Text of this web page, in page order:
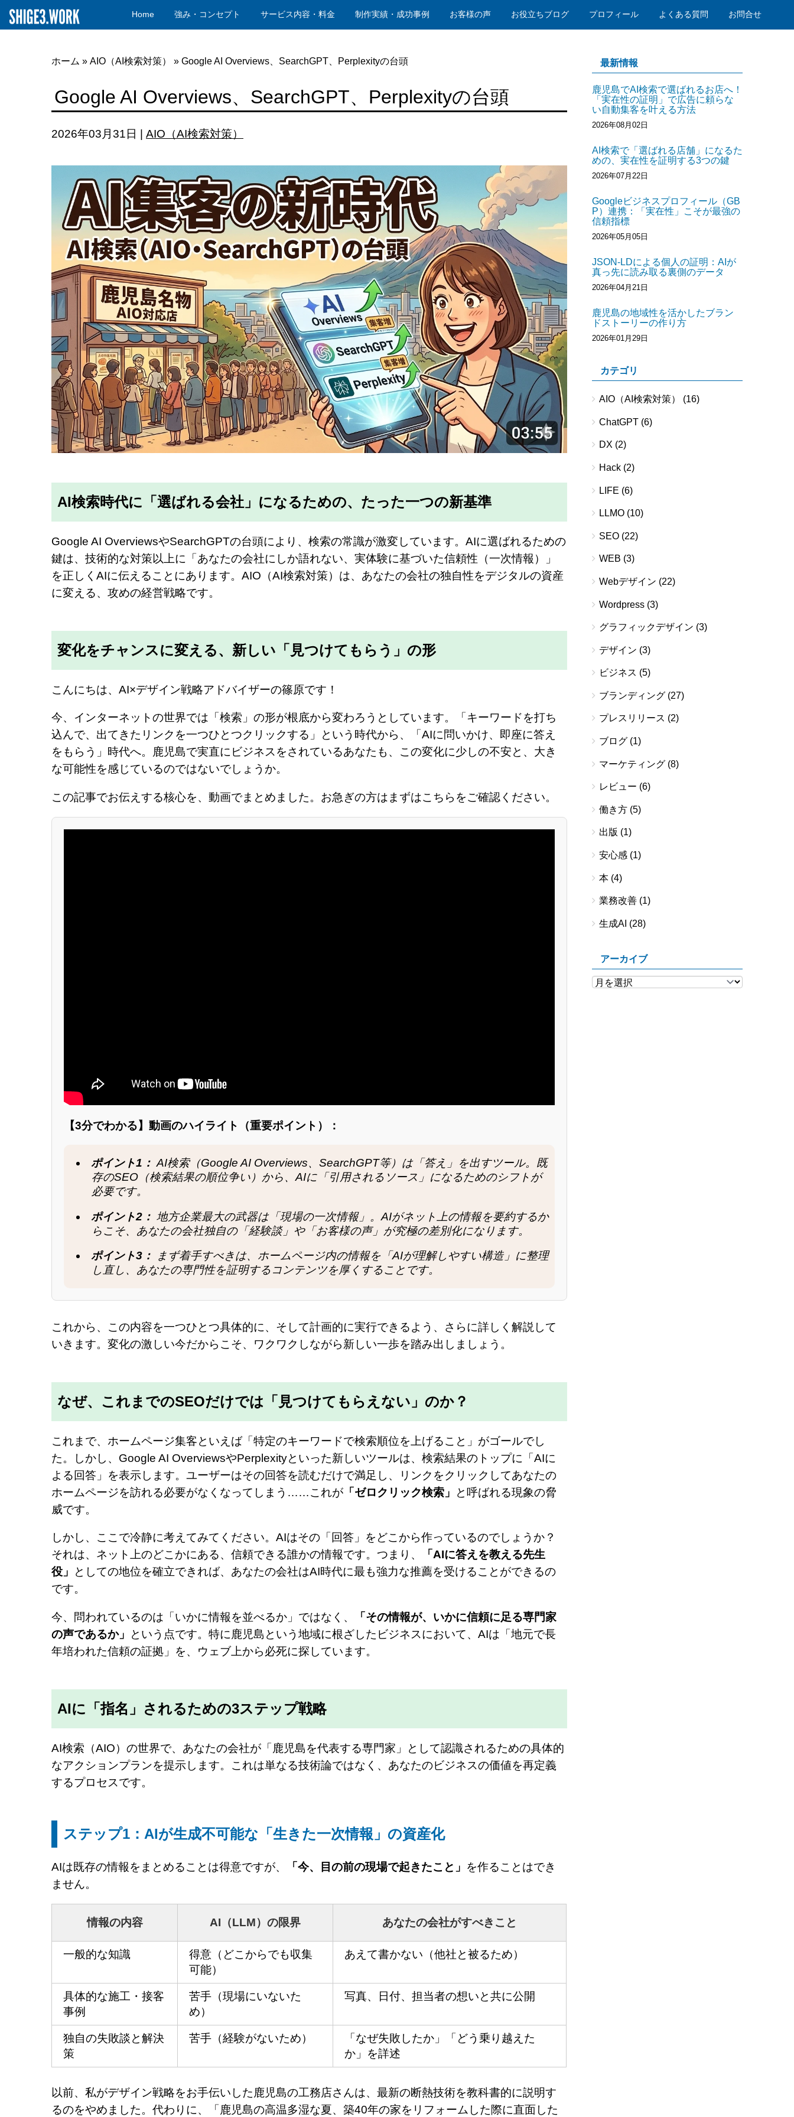
Home 強み・コンセプト サービス内容・料金 制作実績・成功事例 お客様の声 お役立ちブログ プロフィール よくある質問 お問合せ
ホーム » AIO（AI検索対策） » Google AI Overviews、SearchGPT、Perplexityの台頭
Google AI Overviews、SearchGPT、Perplexityの台頭
2026年03月31日 AIO（AI検索対策）
AI検索時代に「選ばれる会社」になるための、たった一つの新基準
Google AI OverviewsやSearchGPTの台頭により、検索の常識が激変しています。AIに選ばれるための
鍵は、技術的な対策以上に「あなたの会社にしか語れない、実体験に基づいた信頼性（一次情報）」
を正しくAIに伝えることにあります。AIO（AI検索対策）は、あなたの会社の独自性をデジタルの資産
に変える、攻めの経営戦略です。
変化をチャンスに変える、新しい「見つけてもらう」の形
こんにちは、AI×デザイン戦略アドバイザーの篠原です！
今、インターネットの世界では「検索」の形が根底から変わろうとしています。「キーワードを打ち
込んで、出てきたリンクを一つひとつクリックする」という時代から、「AIに問いかけ、即座に答え
をもらう」時代へ。鹿児島で実直にビジネスをされているあなたも、この変化に少しの不安と、大き
な可能性を感じているのではないでしょうか。
この記事でお伝えする核心を、動画でまとめました。お急ぎの方はまずはこちらをご確認ください。
【3分でわかる】動画のハイライト（重要ポイント）：
ポイント1： AI検索（Google AI Overviews、SearchGPT等）は「答え」を出すツール。既
存のSEO（検索結果の順位争い）から、AIに「引用されるソース」になるためのシフトが
必要です。
ポイント2： 地方企業最大の武器は「現場の一次情報」。AIがネット上の情報を要約するか
らこそ、あなたの会社独自の「経験談」や「お客様の声」が究極の差別化になります。
ポイント3：
まず着手すべきは、ホームページ内の情報を「AIが理解しやすい構造」に整理
し直し、あなたの専門性を証明するコンテンツを厚くすることです。
これから、この内容を一つひとつ具体的に、そして計画的に実行できるよう、さらに詳しく解説して
いきます。変化の激しい今だからこそ、ワクワクしながら新しい一歩を踏み出しましょう。
なぜ、これまでのSEOだけでは「見つけてもらえない」のか？
これまで、ホームページ集客といえば「特定のキーワードで検索順位を上げること」がゴールでし
た。しかし、Google AI OverviewsやPerplexityといった新しいツールは、検索結果のトップに「AIに
よる回答」を表示します。ユーザーはその回答を読むだけで満足し、リンクをクリックしてあなたの
ホームページを訪れる必要がなくなってしまう……これが 「ゼロクリック検索」
と呼ばれる現象の脅
威です。
しかし、ここで冷静に考えてみてください。AIはその「回答」をどこから作っているのでしょうか？
それは、ネット上のどこかにある、信頼できる誰かの情報です。つまり、
「AIに答えを教える先生
役」
としての地位を確立できれば、あなたの会社はAI時代に最も強力な推薦を受けることができるの
です。
今、問われているのは「いかに情報を並べるか」ではなく、
「その情報が、いかに信頼に足る専門家
の声であるか」
という点です。特に鹿児島という地域に根ざしたビジネスにおいて、AIは「地元で長
年培われた信頼の証拠」を、ウェブ上から必死に探しています。
AIに「指名」されるための3ステップ戦略
AI検索（AIO）の世界で、あなたの会社が「鹿児島を代表する専門家」として認識されるための具体的
なアクションプランを提示します。これは単なる技術論ではなく、あなたのビジネスの価値を再定義
するプロセスです。
ステップ1：AIが生成不可能な「生きた一次情報」の資産化
AIは既存の情報をまとめることは得意ですが、 「今、目の前の現場で起きたこと」 を作ることはでき
ません。
情報の内容 AI（LLM）の限界 あなたの会社がすべきこと
一般的な知識
得意（どこからでも収集
可能）
あえて書かない（他社と被るため）
具体的な施工・接客
事例
苦手（現場にいないた
め）
写真、日付、担当者の想いと共に公開
独自の失敗談と解決
策
苦手（経験がないため）
「なぜ失敗したか」「どう乗り越えた
か」を詳述
以前、私がデザイン戦略をお手伝いした鹿児島の工務店さんは、最新の断熱技術を教科書的に説明す
るのをやめました。代わりに、「鹿児島の高温多湿な夏、築40年の家をリフォームした際に直面した
最新情報
鹿児島でAI検索で選ばれるお店へ！
「実在性の証明」で広告に頼らな
い自動集客を叶える方法
2026年08月02日
AI検索で「選ばれる店舗」になるた
めの、実在性を証明する3つの鍵
2026年07月22日
Googleビジネスプロフィール（GB
P）連携：「実在性」こそが最強の
信頼指標
2026年05月05日
JSON-LDによる個人の証明：AIが
真っ先に読み取る裏側のデータ
2026年04月21日
鹿児島の地域性を活かしたブラン
ドストーリーの作り方
2026年01月29日
カテゴリ
AIO（AI検索対策） (16)
ChatGPT(6)
DX (2)
Hack(2)
LIFE (6)
LLMO(10)
SEO(22)
WEB (3)
Webデザイン (22)
Wordpress(3)
グラフィックデザイン (3)
デザイン (3)
ビジネス (5)
ブランディング(27)
プレスリリース (2)
ブログ(1)
マーケティング(8)
レビュー (6)
働き方(5)
出版 (1)
安心感(1)
本(4)
業務改善(1)
生成AI (28)
アーカイブ